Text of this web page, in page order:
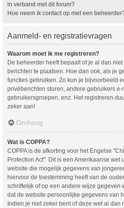
in verband met dit forum?
Hoe neem ik contact op met een
Aanmeld- en registratievragen
Waarom moet ik me registreren?
De beheerder heeft bepaalt of je al dan
berichten te plaatsen. Hoe dan ook, als je
functies gebruiken. Zo kun je bijvoorbeeld
privéberichten sturen, andere gebruikers
gebruikersgroepen, enz. Het registreren
zeker aan!
Omhoog
Wat is COPPA?
COPPA is de afkorting voor het Engelse
Protection Act". Dit is een Amerikaanse wet
website die mogelijk gegevens van
hiervoor de toestemming heeft van de
schriftelijk of op een andere wijze gegeven
dat de website persoonlijke gegevens van
Indien je niet zeker bent of deze wet al